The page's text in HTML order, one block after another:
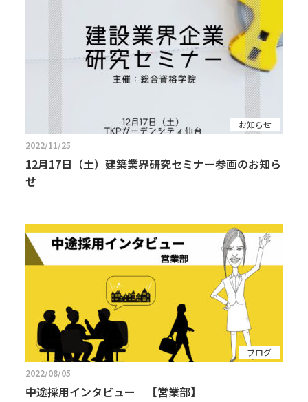
お知らせ
2022/11/25
12月17日（土）建築業界研究セミナー参画のお知ら
せ
ブログ
2022/08/05
中途採用インタビュー 【営業部】